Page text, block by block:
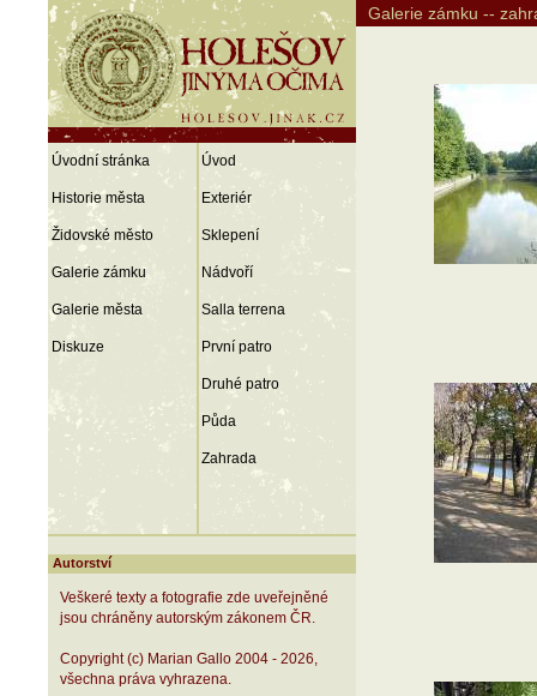
Galerie zámku --
Úvodní stránka
Historie města
Židovské město
Galerie zámku
Úvod
Exteriér
Sklepení
Nádvoří
Salla terrena
První patro
Druhé patro
Půda
Zahrada
Galerie města
Diskuze
Autorství
Veškeré texty a fotografie zde uveřejněné
jsou chráněny autorským zákonem ČR.
Copyright (c) Marian Gallo 2004 - 2026,
všechna práva vyhrazena.